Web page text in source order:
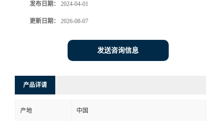
发布日期： 2024-04-01
更新日期： 2026-08-07
发送咨询信息
产品详请
产地 中国